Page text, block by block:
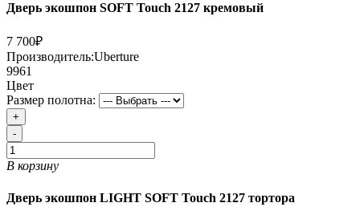
Дверь экошпон SOFT Touch 2127 кремовый
7 700₽
Производитель:Uberture
9961
Цвет
Размер полотна:
+
-
В корзину
Дверь экошпон LIGHT SOFT Touch 2127 тортора